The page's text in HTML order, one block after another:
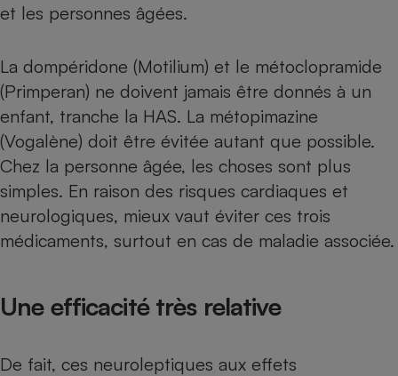
et les personnes âgées.
La dompéridone (Motilium) et le métoclopramide
(Primperan) ne doivent jamais être donnés à un
enfant, tranche la HAS. La métopimazine
(Vogalène) doit être évitée autant que possible.
Chez la personne âgée, les choses sont plus
simples. En raison des risques cardiaques et
neurologiques, mieux vaut éviter ces trois
médicaments, surtout en cas de maladie associée.
Une efficacité très relative
De fait, ces neuroleptiques aux effets
induction
Climatiseur -
Antivirus
Climatiseur -
Ventilateur